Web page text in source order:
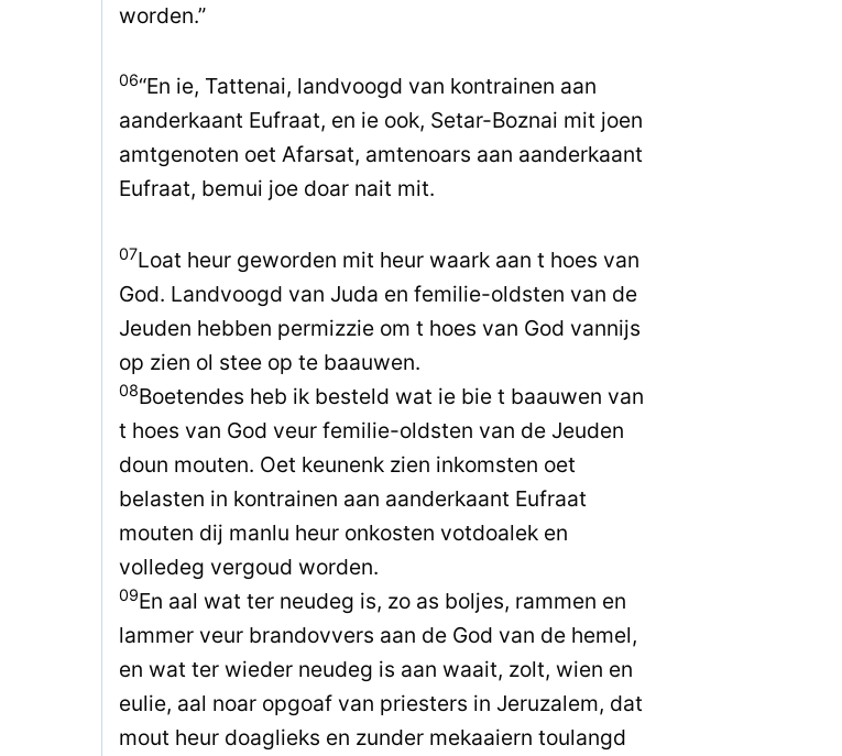
worden.”
06“En ie, Tattenai, landvoogd van kontrainen aan
aanderkaant Eufraat, en ie ook, Setar-Boznai mit joen
amtgenoten oet Afarsat, amtenoars aan aanderkaant
Eufraat, bemui joe doar nait mit.
07Loat heur geworden mit heur waark aan t hoes van
God. Landvoogd van Juda en femilie-oldsten van de
Jeuden hebben permizzie om t hoes van God vannijs
op zien ol stee op te baauwen.
08Boetendes heb ik besteld wat ie bie t baauwen van
t hoes van God veur femilie-oldsten van de Jeuden
doun mouten. Oet keunenk zien inkomsten oet
belasten in kontrainen aan aanderkaant Eufraat
mouten dij manlu heur onkosten votdoalek en
volledeg vergoud worden.
09En aal wat ter neudeg is, zo as boljes, rammen en
lammer veur brandovvers aan de God van de hemel,
en wat ter wieder neudeg is aan waait, zolt, wien en
eulie, aal noar opgoaf van priesters in Jeruzalem, dat
mout heur doaglieks en zunder mekaaiern toulangd